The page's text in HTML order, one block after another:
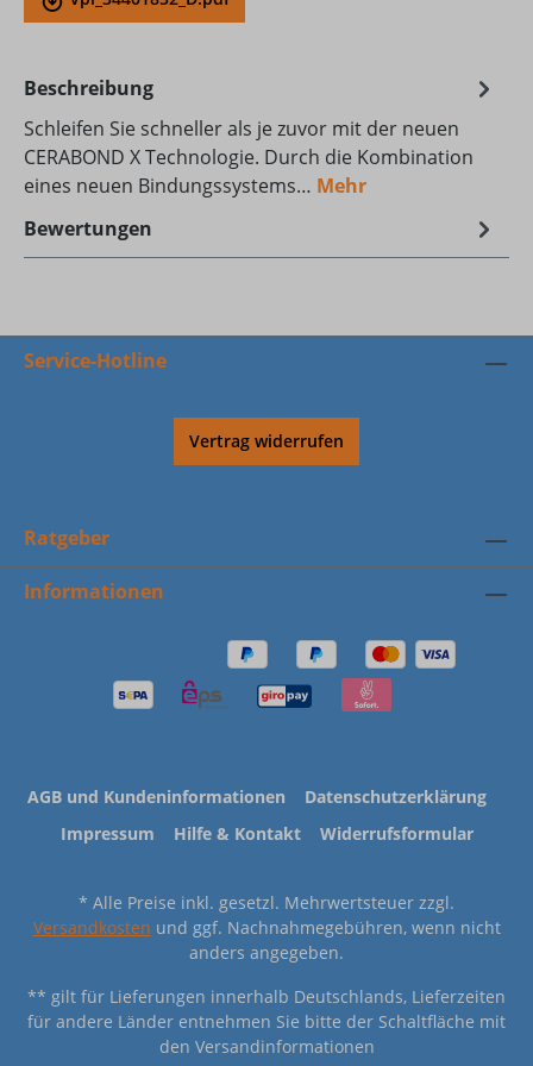
Beschreibung
Schleifen Sie schneller als je zuvor mit der neuen
CERABOND X Technologie. Durch die Kombination
eines neuen Bindungssystems… Mehr
Bewertungen
Service-Hotline
Vertrag widerrufen
Ratgeber
Informationen
AGB und Kundeninformationen
Datenschutzerklärung
Impressum
Hilfe & Kontakt Widerrufsformular
* Alle Preise inkl. gesetzl. Mehrwertsteuer zzgl.
Versandkosten und ggf. Nachnahmegebühren, wenn nicht
anders angegeben.
** gilt für Lieferungen innerhalb Deutschlands, Lieferzeiten
für andere Länder entnehmen Sie bitte der Schaltfläche mit
den Versandinformationen